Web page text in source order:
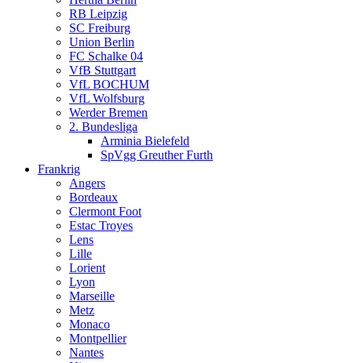
RB Leipzig
SC Freiburg
Union Berlin
FC Schalke 04
VfB Stuttgart
VfL BOCHUM
VfL Wolfsburg
Werder Bremen
2. Bundesliga
Arminia Bielefeld
SpVgg Greuther Furth
Frankrig
Angers
Bordeaux
Clermont Foot
Estac Troyes
Lens
Lille
Lorient
Lyon
Marseille
Metz
Monaco
Montpellier
Nantes